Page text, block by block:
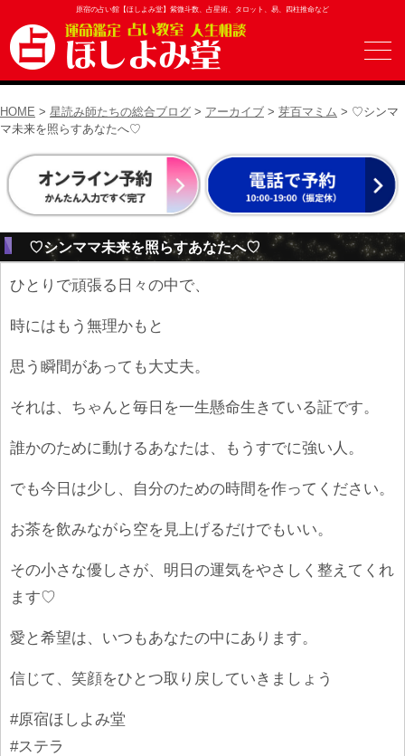
原宿の占い館【ほしよみ堂】紫微斗数、占星術、タロット、易、四柱推命など
HOME > 星読み師たちの総合ブログ > アーカイブ > 芽百マミム > ♡シンマ
マ未来を照らすあなたへ♡
♡シンママ未来を照らすあなたへ♡
ひとりで頑張る日々の中で、
時にはもう無理かもと
思う瞬間があっても大丈夫。
それは、ちゃんと毎日を一生懸命生きている証です。
誰かのために動けるあなたは、もうすでに強い人。
でも今日は少し、自分のための時間を作ってください。
お茶を飲みながら空を見上げるだけでもいい。
その小さな優しさが、明日の運気をやさしく整えてくれ
ます♡
愛と希望は、いつもあなたの中にあります。
信じて、笑顔をひとつ取り戻していきましょう
#原宿ほしよみ堂
#ステラ